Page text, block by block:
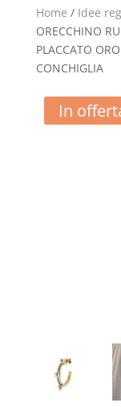
Home / Idee
ORECCHINO
PLACCATO
CONCHIGLIA
In